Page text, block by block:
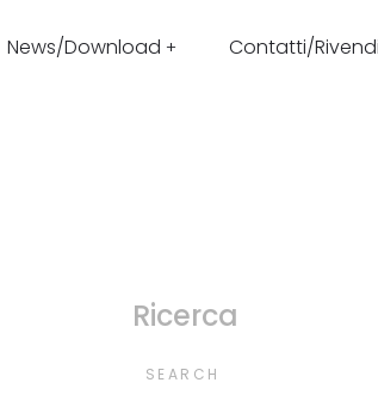
News/Download Contatti/
Ricerca
SEARCH